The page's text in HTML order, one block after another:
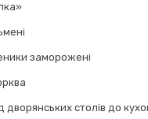
заморожені
дворянських столів до